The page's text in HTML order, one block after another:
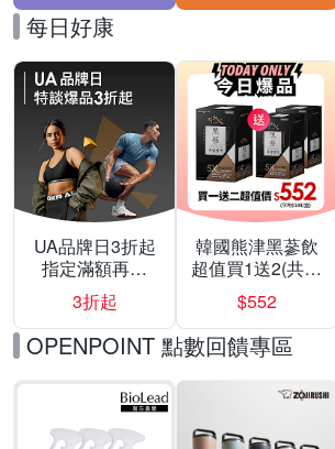
每日好康
UA品牌日3折起
指定滿額再折
200
3折起
韓國熊津黑蔘飲
超值買1送2(共24
入組)
$552
OPENPOINT 點數回饋專區